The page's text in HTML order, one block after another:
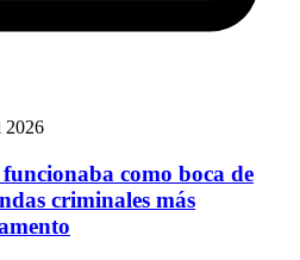
2026
como boca de
criminales más